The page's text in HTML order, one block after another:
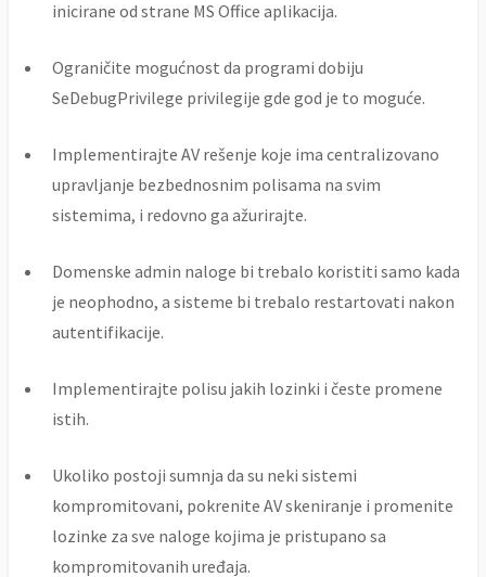
inicirane od strane MS Office aplikacija.
Ograničite mogućnost da programi dobiju
SeDebugPrivilege privilegije gde god je to moguće.
Implementirajte AV rešenje koje ima centralizovano
upravljanje bezbednosnim polisama na svim
sistemima, i redovno ga ažurirajte.
Domenske admin naloge bi trebalo koristiti samo kada
je neophodno, a sisteme bi trebalo restartovati nakon
autentifikacije.
Implementirajte polisu jakih lozinki i česte promene
istih.
Ukoliko postoji sumnja da su neki sistemi
kompromitovani, pokrenite AV skeniranje i promenite
lozinke za sve naloge kojima je pristupano sa
kompromitovanih uređaja.